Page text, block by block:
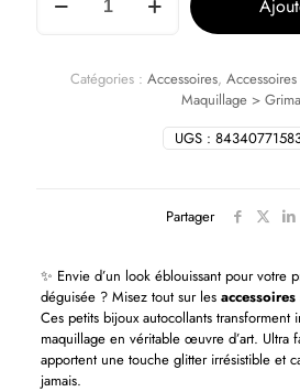
UGS :
Catégories : Accessoires,
Maquillage >
Partager
✨ Envie d’un look éblouissant pour votre
déguisée ? Misez tout sur les
Ces petits bijoux autocollants transforment
maquillage en véritable œuvre d’art. Ultra
apportent une touche glitter irrésistible et
jamais.